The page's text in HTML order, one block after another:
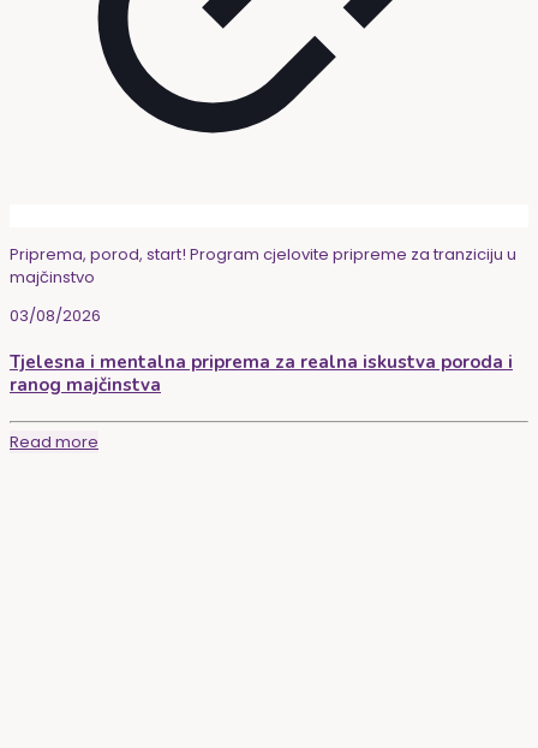
Priprema, porod, start! Program cjelovite pripreme za tranziciju u
majčinstvo
03/08/2026
Tjelesna i mentalna priprema za realna iskustva poroda i
ranog majčinstva
Read more